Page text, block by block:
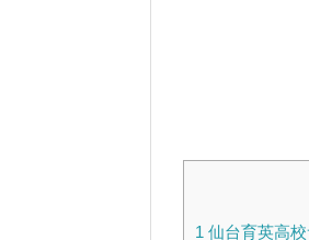
1 仙台育英高